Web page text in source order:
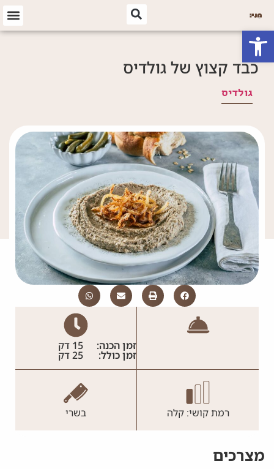
פתח סרגל נגישות
כבד קצוץ של גולדיס
גולדיס
זמן הכנה: 15 דק
זמן כולל: 25 דק
רמת קושי: קלה בשרי
מצרכים